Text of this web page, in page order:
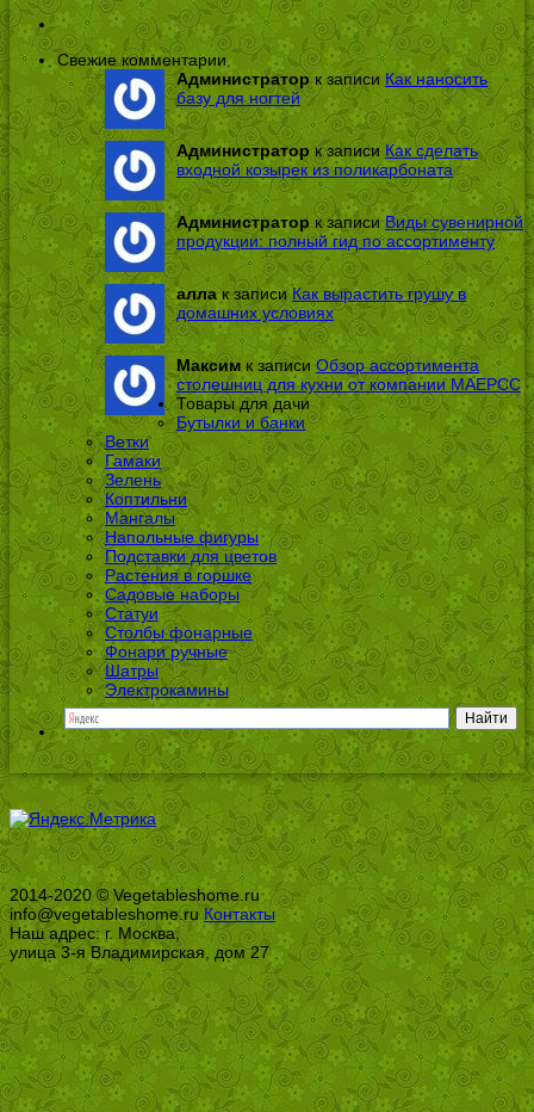
Свежие комментарии
Администраторк записи Как наносить
базу для ногтей
Администраторк записи Как сделать
входной козырек из поликарбоната
Администраторк записи Виды сувенирной
продукции: полный гид по ассортименту
аллак записиКак вырастить грушу в
домашних условиях
Максимк записи Обзор ассортимента
столешниц для кухни от компании МАЕРСС
Товары для дачи
Бутылки и банки
Ветки
Гамаки
Зелень
Коптильни
Мангалы
Напольные фигуры
Подставки для цветов
Растения в горшке
Садовые наборы
Статуи
Столбы фонарные
Фонари ручные
Шатры
Электрокамины
2014-2020 © Vegetableshome.ru
info@vegetableshome.ruКонтакты
Наш адрес: г. Москва,
улица 3-я Владимирская, дом 27